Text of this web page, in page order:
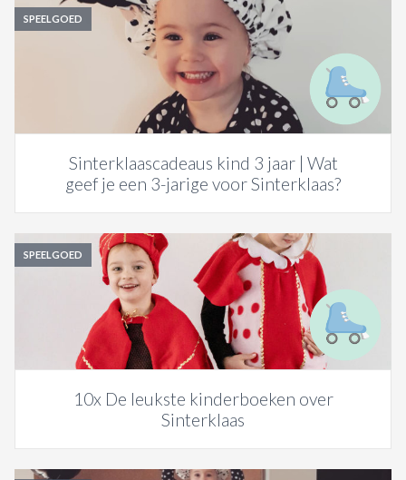
SPEELGOED
Sinterklaascadeaus kind 3 jaar | Wat
geef je een 3-jarige voor Sinterklaas?
SPEELGOED
10x De leukste kinderboeken over
Sinterklaas